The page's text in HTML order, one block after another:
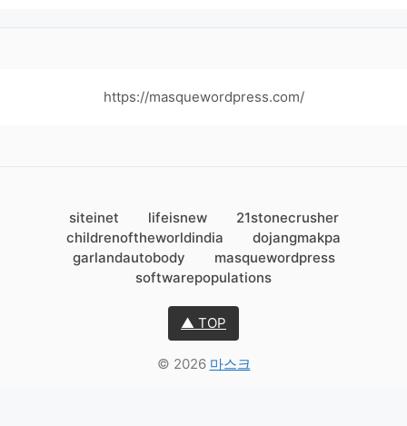
https://masquewordpress.com/
siteinet lifeisnew
21stonecrusher
childrenoftheworldindia
dojangmakpa
garlandautobody
masquewordpress
softwarepopulations
▲ TOP
© 2026 마스크